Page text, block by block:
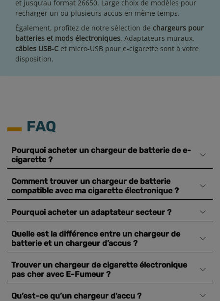
et jusqu’au format 26650. Large choix de modèles pour
recharger un ou plusieurs accus en même temps.
Également, profitez de notre sélection de chargeurs pour
batteries et mods électroniques. Adaptateurs muraux,
câbles USB-C et micro-USB pour e-cigarette sont à votre
disposition.
FAQ
Pourquoi acheter un chargeur de batterie de e-
cigarette ?
Comment trouver un chargeur de batterie
compatible avec ma cigarette électronique ?
Pourquoi acheter un adaptateur secteur ?
Quelle est la différence entre un chargeur de
batterie et un chargeur d’accus ?
Trouver un chargeur de cigarette électronique
pas cher avec E-Fumeur ?
Qu’est-ce qu’un chargeur d’accu ?